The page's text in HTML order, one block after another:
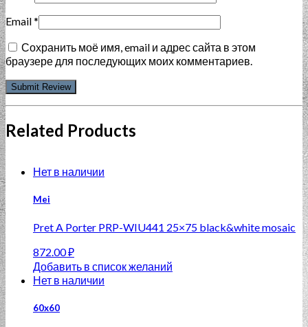
Email*
Сохранить моё имя, email и адрес сайта в этом
браузере для последующих моих комментариев.
Related Products
Нет в наличии
Mei
Pret A Porter PRP-WIU441 25×75 black&white mosaic
872.00₽
Добавить в список желаний
Нет в наличии
60x60